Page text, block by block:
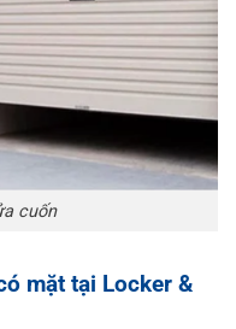
cuốn
mặt tại Locker &